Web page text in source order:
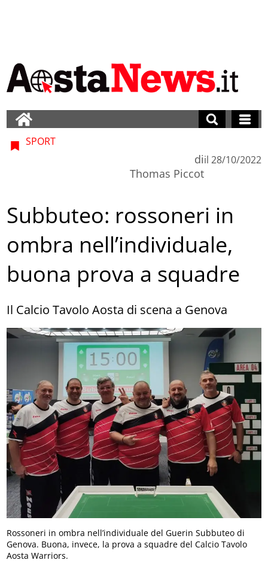
SPORT
di
Thomas Piccot
il 28/10/2022
Subbuteo: rossoneri in
ombra nell’individuale,
buona prova a squadre
Il Calcio Tavolo Aosta di scena a Genova
Rossoneri in ombra nell’individuale del Guerin Subbuteo di
Genova. Buona, invece, la prova a squadre del Calcio Tavolo
Aosta Warriors.